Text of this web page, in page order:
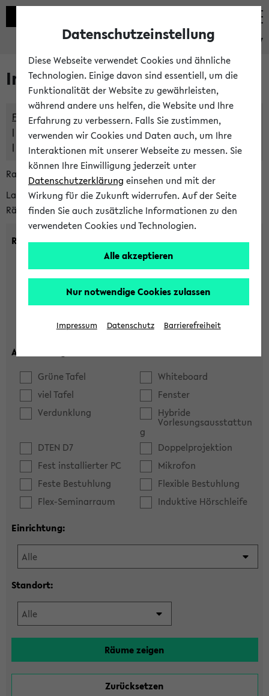
eKVV
Im eKVV verwaltete Räume
Freie Räume und Veranstaltungsüberschneidungen
Raumüberschneidungen
Hinweise der zentralen Raumvergabe
Raumanfragen:
raumvergabe@uni-bielefeld.de
Lassen Sie sich alle Räume anzeigen oder suchen Sie nach
Räumen mit bestimmten Eigenschaften:
Raumkriterien:
max. Plätze:
Ausstattung:
Grüne Tafel
Whiteboard
viel Tafel
Fenster
Verdunklung
Hybride
Vorlesungsausstattun
g
DTEN D7
Doppelprojektion
Fest installierter PC
Mikrofon
Feste Bestuhlung
Flexible Bestuhlung
Flex-Seminarraum
Induktive Hörschleife
Einrichtung:
Standort:
Datenschutzeinstellung
Diese Webseite verwendet Cookies und ähnliche
Technologien. Einige davon sind essentiell, um die
Funktionalität der Website zu gewährleisten,
während andere uns helfen, die Website und Ihre
Erfahrung zu verbessern. Falls Sie zustimmen,
verwenden wir Cookies und Daten auch, um Ihre
Interaktionen mit unserer Webseite zu messen. Sie
können Ihre Einwilligung jederzeit unter
Datenschutzerklärung einsehen und mit der
Wirkung für die Zukunft widerrufen. Auf der Seite
finden Sie auch zusätzliche Informationen zu den
verwendeten Cookies und Technologien.
Alle akzeptieren
Nur notwendige Cookies zulassen
Impressum Datenschutz Barrierefreiheit